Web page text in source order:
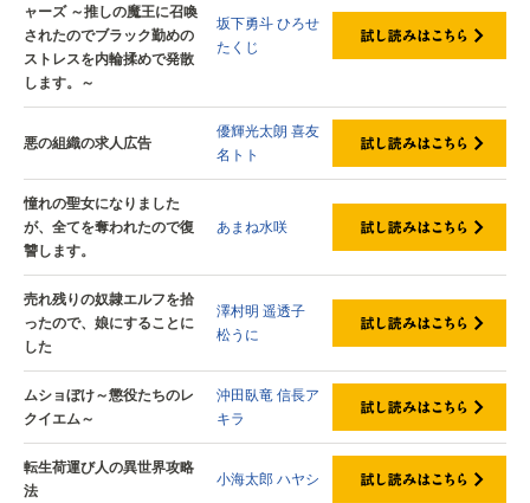
ャーズ ～推しの魔王に召喚
されたのでブラック勤めの
ストレスを内輪揉めで発散
します。～
坂下勇斗ひろせ
たくじ
悪の組織の求人広告
優輝光太朗 喜友
名トト
憧れの聖女になりました
が、全てを奪われたので復
讐します。
あまね水咲
売れ残りの奴隷エルフを拾
ったので、娘にすることに
した
澤村明 遥透子
松うに
ムショぼけ～懲役たちのレ
クイエム～
沖田臥竜信長ア
キラ
転生荷運び人の異世界攻略
法
小海太郎ハヤシ